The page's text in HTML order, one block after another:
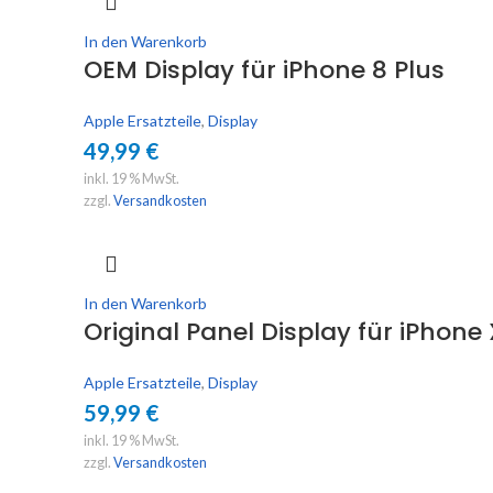
In den Warenkorb
OEM Display für iPhone 8 Plus
Apple Ersatzteile, Display
49,99 €
inkl. 19 % MwSt.
zzgl. Versandkosten
In den Warenkorb
Original Panel Display für iPhone
Apple Ersatzteile, Display
59,99 €
inkl. 19 % MwSt.
zzgl. Versandkosten